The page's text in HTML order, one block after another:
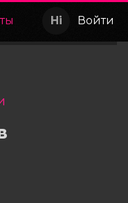
Войти